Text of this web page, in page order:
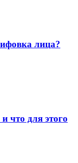
лица?
что для этого